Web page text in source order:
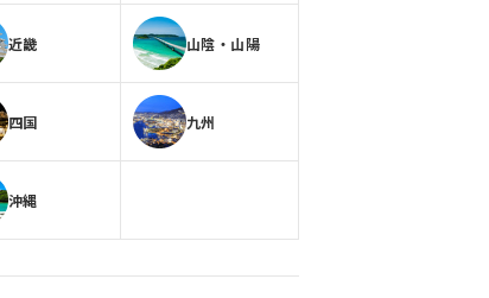
近畿 山陰・山陽
四国 九州
沖縄